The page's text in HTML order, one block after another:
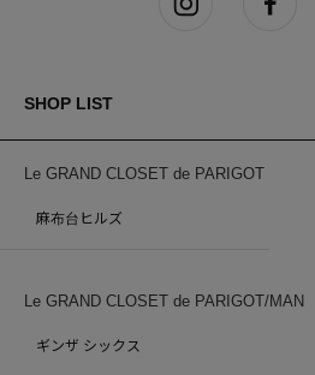
SHOP LIST
Le GRAND CLOSET de PARIGOT
麻布台ヒルズ
Le GRAND CLOSET de PARIGOT/MAN
ギンザ シックス